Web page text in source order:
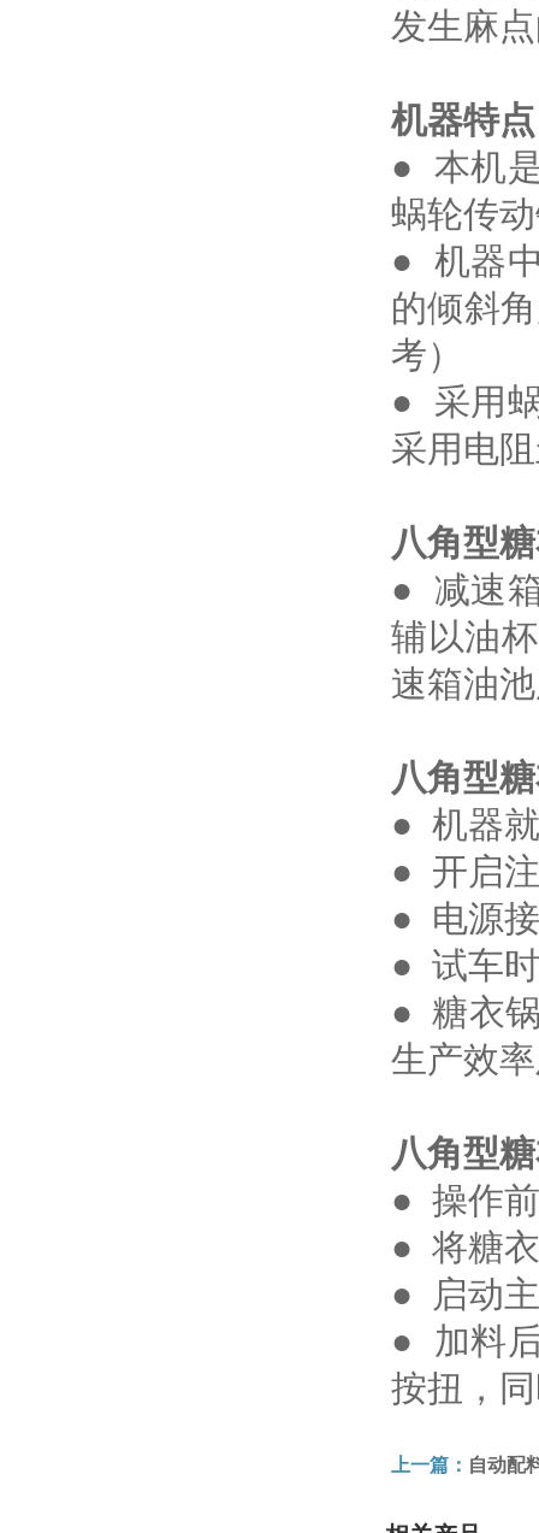
发生麻
机器特点
● 本机
蜗轮传
● 机器
的倾斜
考）
● 采用
采用电
八角型
● 减速
辅以油
速箱油
八角型
● 机器
● 开启
● 电源
● 试车
● 糖衣
生产效
八角型
● 操作
● 将糖
● 启动
● 加料
按扭，
上一篇： 自动配